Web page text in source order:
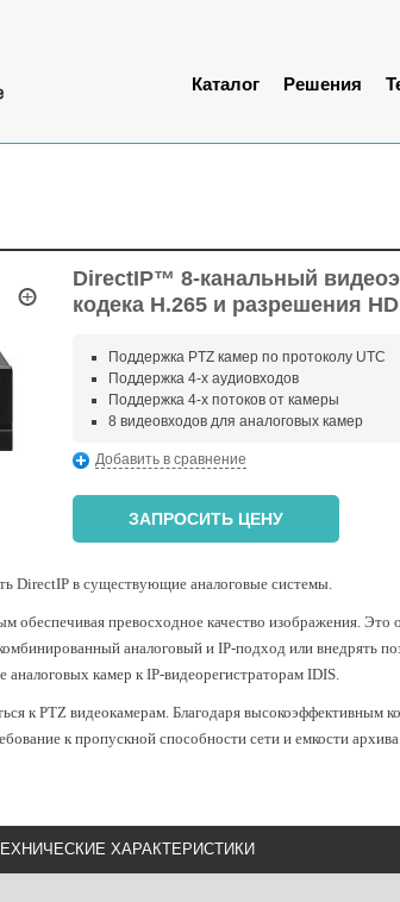
Каталог Решения
DirectIP™ 8-канальный
кодека H.265 и разрешения HD
Поддержка PTZ камер по протоколу UTC
Поддержка 4-х аудиовходов
Поддержка 4-х потоков от камеры
8 видеовходов для аналоговых камер
Добавить в сравнение
ЗАПРОСИТЬ ЦЕНУ
DirectIP в существующие аналоговые системы.
превосходное качество изображения. Это
аналоговый и IP-подход или внедрять
камер к IP-видеорегистраторам IDIS.
к PTZ видеокамерам. Благодаря высокоэффективным
к пропускной способности сети и емкости
ХАРАКТЕРИСТИКИ